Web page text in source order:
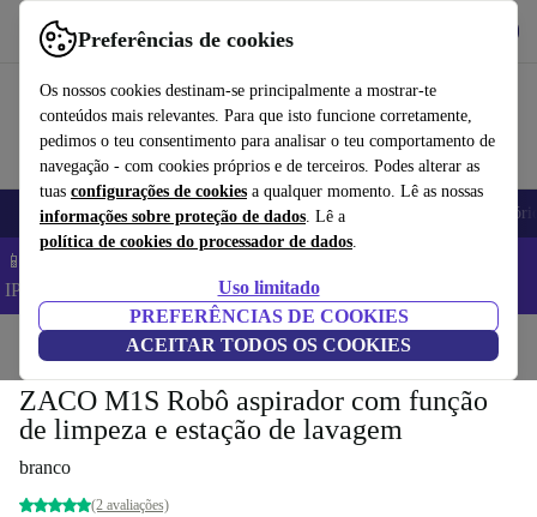
Preferências de cookies
Os nossos cookies destinam-se principalmente a mostrar-te
conteúdos mais relevantes. Para que isto funcione corretamente,
pedimos o teu consentimento para analisar o teu comportamento de
navegação - com cookies próprios e de terceiros. Podes alterar as
tuas configurações de cookies a qualquer momento. Lê as nossas
informações sobre proteção de dados. Lê a
política de cookies do processador de dados.
Uso limitado
PREFERÊNCIAS DE COOKIES
ACEITAR TODOS OS COOKIES
Use o refurbed de forma rápida e fácil
Telemóveis Computadores Portáteis Tablets
📱 Poupa 5% EXTRA em todos os iPhones – Código:
IPHONEDEAL –
Início Casa Limpeza de chão Aspiradores robot
ZACO M1S Robô aspirador com função
de limpeza e estação de lavagem
branco
(2 avaliações)